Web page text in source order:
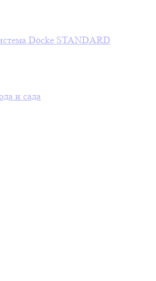
Döcke STANDARD
и сада